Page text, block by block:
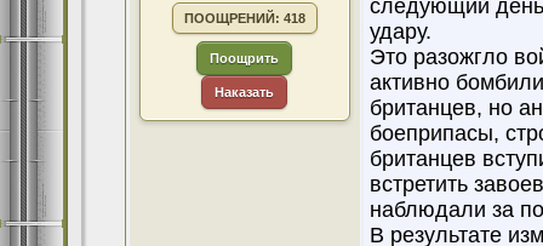
ПООЩРЕНИЙ: 418
Поощрить
Наказать
следующий день
удару.
Это разожгло
активно
британцев, но
боеприпасы,
британцев
встретить
наблюдали за
В результате